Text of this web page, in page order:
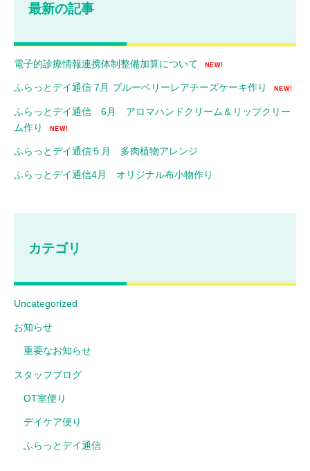
最新の記事
電子的診療情報連携体制整備加算について NEW!
ふらっとデイ通信 7月 ブルーベリーレアチーズケーキ作り NEW!
ふらっとデイ通信 6月 アロマハンドクリーム＆リップクリー
ム作り
NEW!
ふらっとデイ通信５月 多肉植物アレンジ
ふらっとデイ通信4月 オリジナル布小物作り
カテゴリ
Uncategorized
お知らせ
重要なお知らせ
スタッフブログ
OT室便り
デイケア便り
ふらっとデイ通信